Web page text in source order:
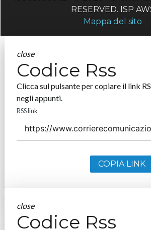
RESERVED. ISP
Mappa del sito
close
Codice Rss
Clicca sul pulsante per copiare il link
negli appunti.
RSS link
COPIA LINK
close
Codice Rss